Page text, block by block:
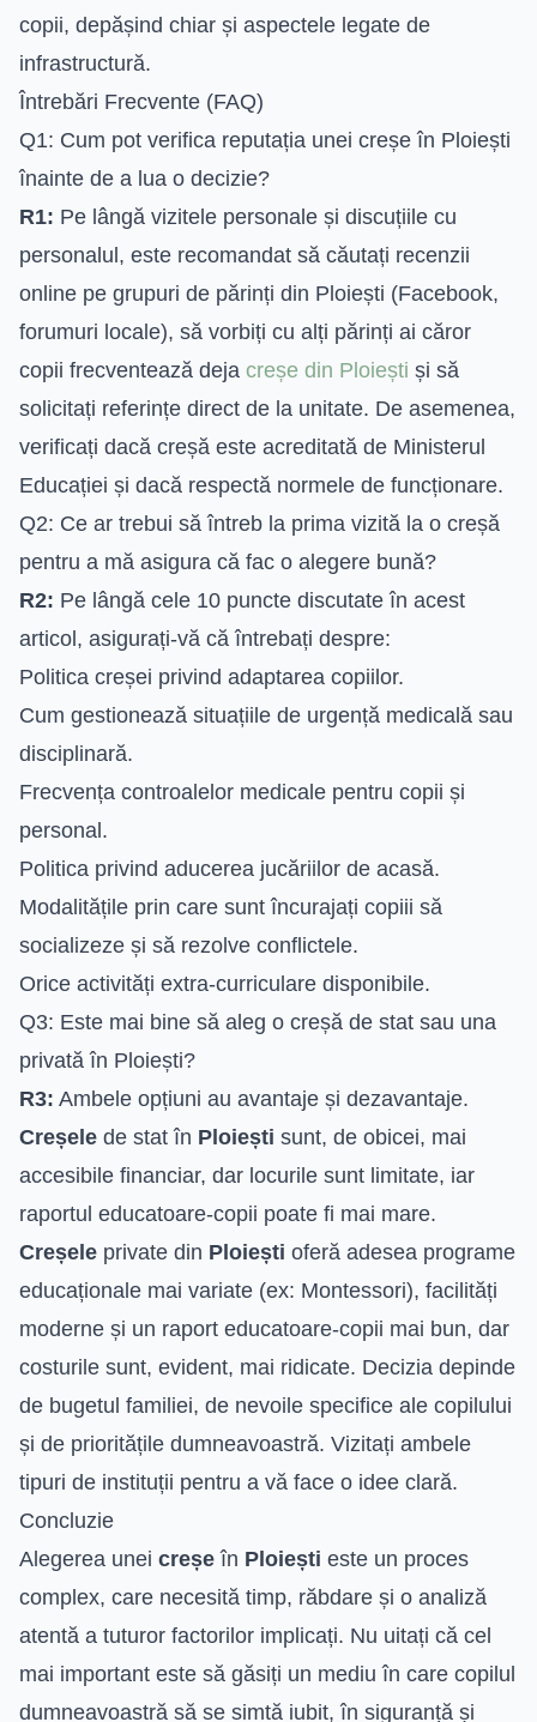
copii, depășind chiar și aspectele legate de
infrastructură.
Întrebări Frecvente (FAQ)
Q1: Cum pot verifica reputația unei creșe în Ploiești
înainte de a lua o decizie?
R1: Pe lângă vizitele personale și discuțiile cu
personalul, este recomandat să căutați recenzii
online pe grupuri de părinți din Ploiești (Facebook,
forumuri locale), să vorbiți cu alți părinți ai căror
copii frecventează deja creșe din Ploiești și să
solicitați referințe direct de la unitate. De asemenea,
verificați dacă creșă este acreditată de Ministerul
Educației și dacă respectă normele de funcționare.
Q2: Ce ar trebui să întreb la prima vizită la o creșă
pentru a mă asigura că fac o alegere bună?
R2: Pe lângă cele 10 puncte discutate în acest
articol, asigurați-vă că întrebați despre:
Politica creșei privind adaptarea copiilor.
Cum gestionează situațiile de urgență medicală sau
disciplinară.
Frecvența controalelor medicale pentru copii și
personal.
Politica privind aducerea jucăriilor de acasă.
Modalitățile prin care sunt încurajați copiii să
socializeze și să rezolve conflictele.
Orice activități extra-curriculare disponibile.
Q3: Este mai bine să aleg o creșă de stat sau una
privată în Ploiești?
R3: Ambele opțiuni au avantaje și dezavantaje.
Creșele de stat în Ploiești sunt, de obicei, mai
accesibile financiar, dar locurile sunt limitate, iar
raportul educatoare-copii poate fi mai mare.
Creșele private din Ploiești oferă adesea programe
educaționale mai variate (ex: Montessori), facilități
moderne și un raport educatoare-copii mai bun, dar
costurile sunt, evident, mai ridicate. Decizia depinde
de bugetul familiei, de nevoile specifice ale copilului
și de prioritățile dumneavoastră. Vizitați ambele
tipuri de instituții pentru a vă face o idee clară.
Concluzie
Alegerea unei creșe în Ploiești este un proces
complex, care necesită timp, răbdare și o analiză
atentă a tuturor factorilor implicați. Nu uitați că cel
mai important este să găsiți un mediu în care copilul
dumneavoastră să se simtă iubit, în siguranță și